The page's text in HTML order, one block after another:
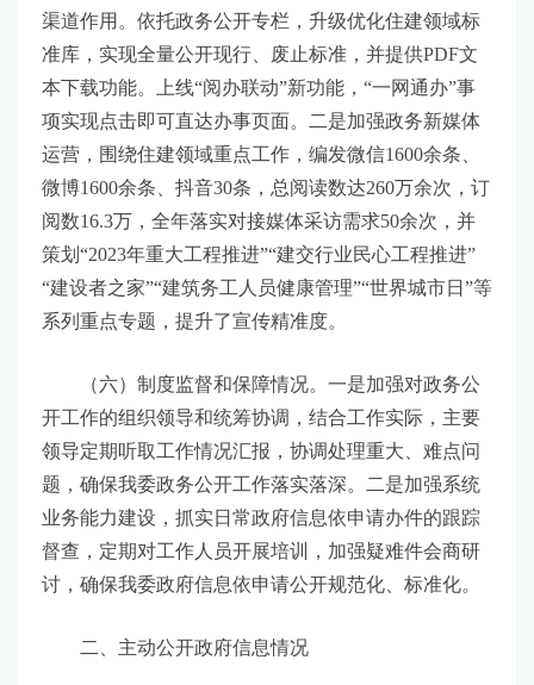
渠道作用。依托政务公开专栏，升级优化住建领域标
准库，实现全量公开现行、废止标准，并提供PDF文
本下载功能。上线“阅办联动”新功能，“一网通办”事
项实现点击即可直达办事页面。二是加强政务新媒体
运营，围绕住建领域重点工作，编发微信1600余条、
微博1600余条、抖音30条，总阅读数达260万余次，订
阅数16.3万，全年落实对接媒体采访需求50余次，并
策划“2023年重大工程推进”“建交行业民心工程推进”
“建设者之家”“建筑务工人员健康管理”“世界城市日”等
系列重点专题，提升了宣传精准度。
（六）制度监督和保障情况。一是加强对政务公
开工作的组织领导和统筹协调，结合工作实际，主要
领导定期听取工作情况汇报，协调处理重大、难点问
题，确保我委政务公开工作落实落深。二是加强系统
业务能力建设，抓实日常政府信息依申请办件的跟踪
督查，定期对工作人员开展培训，加强疑难件会商研
讨，确保我委政府信息依申请公开规范化、标准化。
二、主动公开政府信息情况